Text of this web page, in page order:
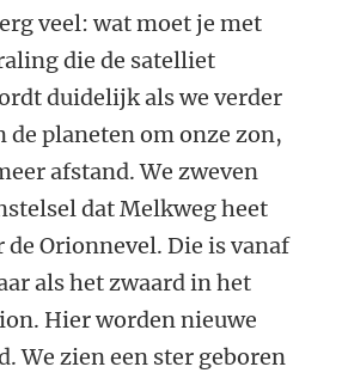
veel: wat moet je met
die de satelliet
duidelijk als we verder
de planeten om onze zon,
afstand. We zweven
dat Melkweg heet
de Orionnevel. Die is vanaf
als het zwaard in het
Hier worden nieuwe
We zien een ster geboren